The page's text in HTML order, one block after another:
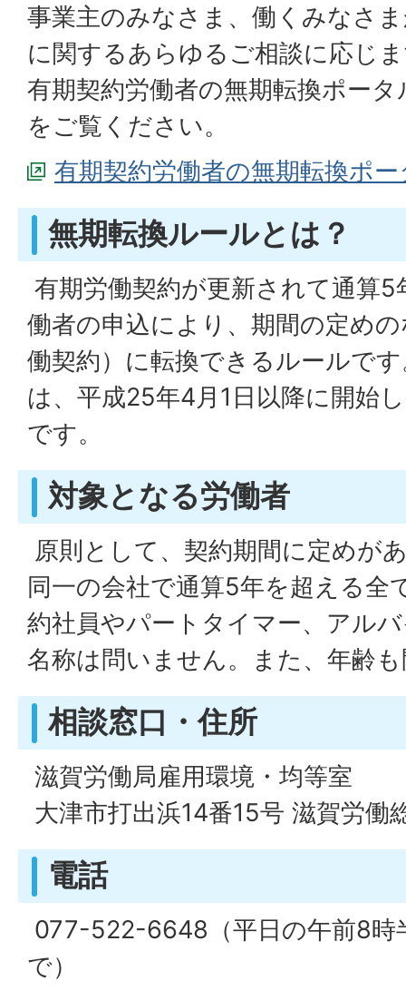
事業主のみなさま、働くみなさ
に関するあらゆるご相談に応じ
有期契約労働者の無期転換ポー
をご覧ください。
有期契約労働者の無期転換ポ
無期転換ルールとは？
有期労働契約が更新されて通算
働者の申込により、期間の定め
働契約）に転換できるルールで
は、平成25年4月1日以降に開始
です。
対象となる労働者
原則として、契約期間に定めが
同一の会社で通算5年を超える全
約社員やパートタイマー、アル
名称は問いません。また、年齢
相談窓口・住所
滋賀労働局雇用環境・均等室
大津市打出浜14番15号 滋賀労働
電話
077-522-6648（平日の午前8時
で）